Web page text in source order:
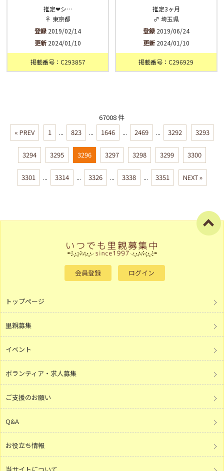
推定❤シ…
♀ 東京都
登録 2019/02/14
更新 2024/01/10
掲載番号：C293857
推定3ヶ月
♂ 埼玉県
登録2019/06/24
更新2024/01/10
掲載番号：C296929
67008 件
« PREV
1 ... 823 ... 1646 ... 2469 ... 3292 3293
3294 3295 3296 3297 3298 3299 3300
3301 ... 3314 ... 3326 ... 3338 ... 3351 NEXT »
会員登録 ログイン
トップページ
里親募集
イベント
ボランティア・求人募集
ご支援のお願い
Q&A
お役立ち情報